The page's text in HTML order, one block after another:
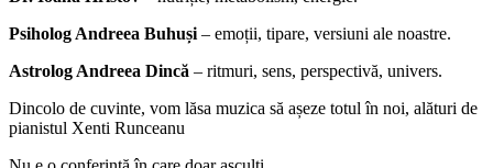
Psiholog Andreea Buhuși – emoții, tipare, versiuni ale noastre.
Astrolog Andreea Dincă – ritmuri, sens, perspectivă, univers.
Dincolo de cuvinte, vom lăsa muzica să așeze totul în noi, alături de
pianistul Xenti Runceanu